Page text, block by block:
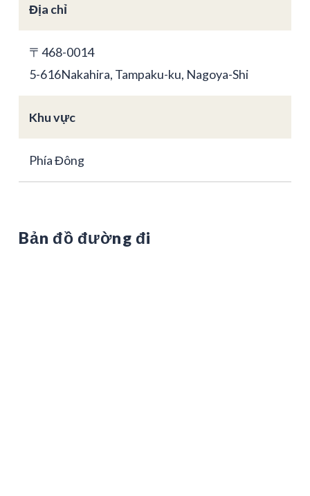
Địa chỉ
〒468-0014
5-616Nakahira, Tampaku-ku, Nagoya-Shi
Khu vực
Phía Đông
Bản đồ đường đi